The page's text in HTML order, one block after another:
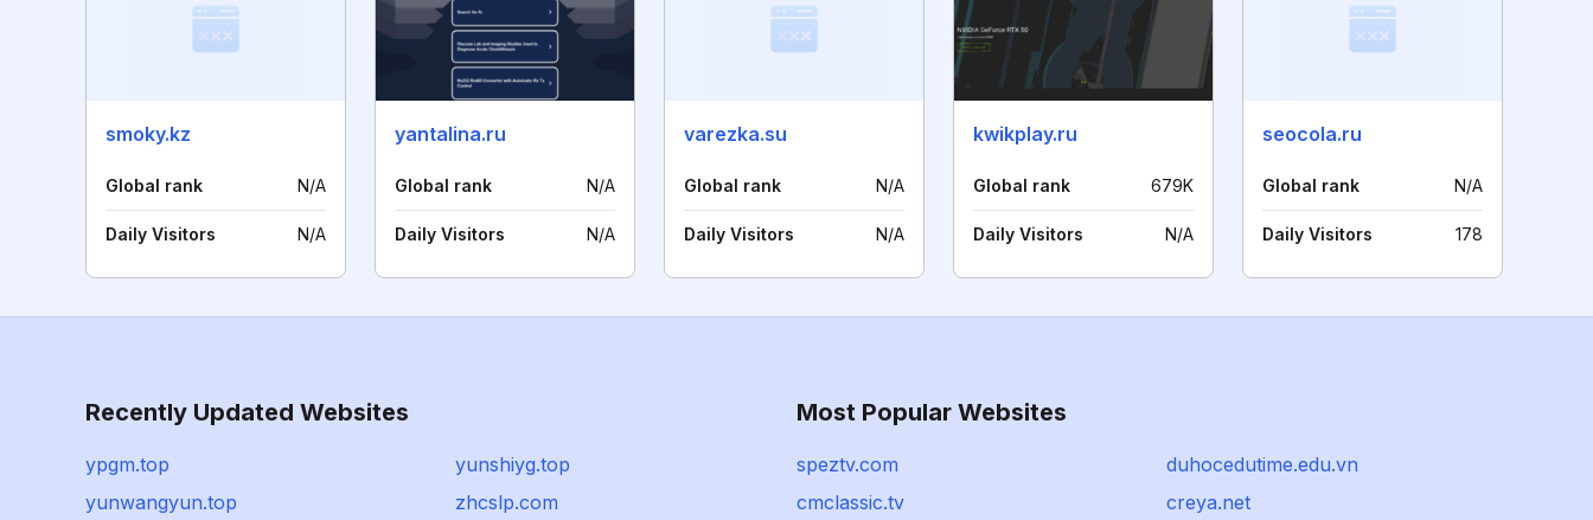
smoky.kz
Global rank N/A
Daily Visitors N/A
yantalina.ru
Global rank N/A
Daily Visitors N/A
varezka.su
Global rank N/A
Daily Visitors N/A
kwikplay.ru
Global rank 679K
Daily Visitors N/A
seocola.ru
Global rank N/A
Daily Visitors 178
Recently Updated Websites
ypgm.top
yunshiyg.top
yunwangyun.top
zhcslp.com
Most Popular Websites
speztv.com
duhocedutime.edu.vn
cmclassic.tv
creya.net